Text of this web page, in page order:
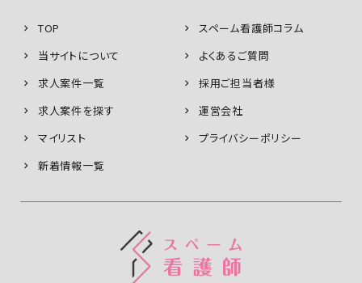
TOP
当サイトについて
求人案件一覧
求人案件を探す
マイリスト
新着情報一覧
スペーム看護師コラム
よくあるご質問
採用ご担当者様
運営会社
プライバシーポリシー